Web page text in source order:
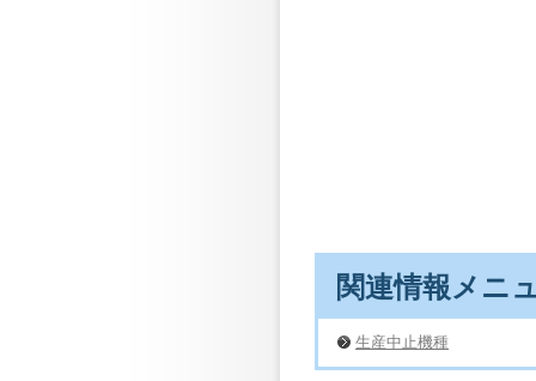
関連情報メニ
生産中止機種